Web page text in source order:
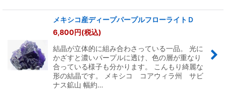
メキシコ産ディープパープルフローライトＤ
6,800円(税込)
結晶が立体的に組み合わさっている一品。 光に
かざすと濃いパープルに透け、色の層が重なり
合っている様子も分かります。 こんもり綺麗な
形の結晶です。 メキシコ コアウィラ州 サビ
ナス鉱山 幅約…